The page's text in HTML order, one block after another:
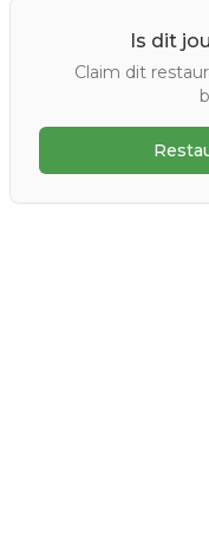
Is dit
Claim dit